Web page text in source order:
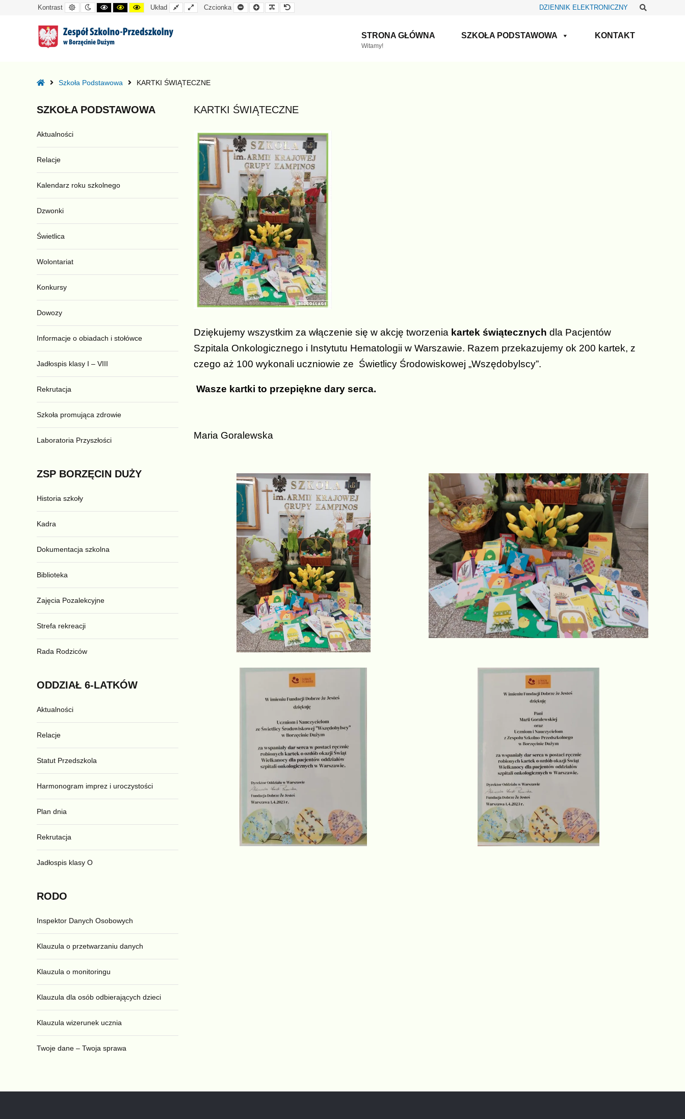
Kontrast
Kontrast
domyślny
Tryb
nocny
Kontrast
czarno-
Kontrast
czarno-
Kontrast
żółto-
Układ
Układ
standardowy
Układ
szeroki
Czcionka
Mniejsza
czcionka
Większa
czcionka
Czytelna
czcionkaczcionka
DZIENNIK ELEKTRONICZNY
STRONA GŁÓWNA
Witamy!
SZKOŁA PODSTAWOWA KONTAKT
HomeSzkoła Podstawowa KARTKI ŚWIĄTECZNE
KARTKI ŚWIĄTECZNE
Dziękujemy wszystkim za włączenie się w akcję tworzenia kartek świątecznych dla Pacjentów
Szpitala Onkologicznego i Instytutu Hematologii w Warszawie. Razem przekazujemy ok 200 kartek, z
czego aż 100 wykonali uczniowie ze Świetlicy Środowiskowej „Wszędobylscy”.
Wasze kartki to przepiękne dary serca.
Maria Goralewska
SZKOŁA PODSTAWOWA
Aktualności
Relacje
Kalendarz roku szkolnego
Dzwonki
Świetlica
Wolontariat
Konkursy
Dowozy
Informacje o obiadach i stołówce
Jadłospis klasy I – VIII
Rekrutacja
Szkoła promująca zdrowie
Laboratoria Przyszłości
ZSP BORZĘCIN DUŻY
Historia szkoły
Kadra
Dokumentacja szkolna
Biblioteka
Zajęcia Pozalekcyjne
Strefa rekreacji
Rada Rodziców
ODDZIAŁ 6-LATKÓW
Aktualności
Relacje
Statut Przedszkola
Harmonogram imprez i uroczystości
Plan dnia
Rekrutacja
Jadłospis klasy O
RODO
Inspektor Danych Osobowych
Klauzula o przetwarzaniu danych
Klauzula o monitoringu
Klauzula dla osób odbierających dzieci
Klauzula wizerunek ucznia
Twoje dane – Twoja sprawa